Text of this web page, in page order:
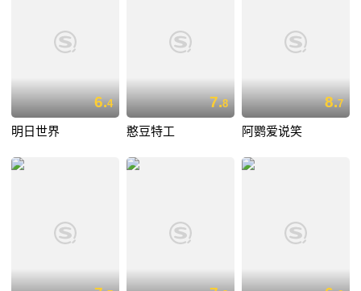
6.4
明日世界
7.8
憨豆特工
8.7
阿鹦爱说笑